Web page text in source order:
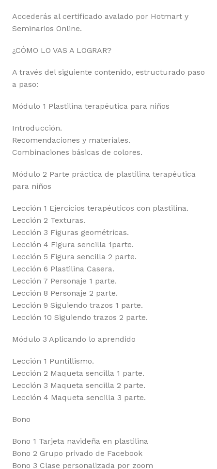
Accederás al certificado avalado por Hotmart y
Seminarios Online.
¿CÓMO LO VAS A LOGRAR?
A través del siguiente contenido, estructurado paso
a paso:
Módulo 1 Plastilina terapéutica para niños
Introducción.
Recomendaciones y materiales.
Combinaciones básicas de colores.
Módulo 2 Parte práctica de plastilina terapéutica
para niños
Lección 1 Ejercicios terapéuticos con plastilina.
Lección 2 Texturas.
Lección 3 Figuras geométricas.
Lección 4 Figura sencilla 1parte.
Lección 5 Figura sencilla 2 parte.
Lección 6 Plastilina Casera.
Lección 7 Personaje 1 parte.
Lección 8 Personaje 2 parte.
Lección 9 Siguiendo trazos 1 parte.
Lección 10 Siguiendo trazos 2 parte.
Módulo 3 Aplicando lo aprendido
Lección 1 Puntillismo.
Lección 2 Maqueta sencilla 1 parte.
Lección 3 Maqueta sencilla 2 parte.
Lección 4 Maqueta sencilla 3 parte.
Bono
Bono 1 Tarjeta navideña en plastilina
Bono 2 Grupo privado de Facebook
Bono 3 Clase personalizada por zoom